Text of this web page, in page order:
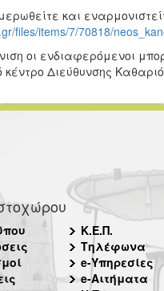
και
files/items/7/70818/
οι ενδιαφερόμενοι
Διεύθυνσης
Κ.Ε.Π.
Τηλέφωνα
e-Υπηρεσίες
e-Αιτήματα